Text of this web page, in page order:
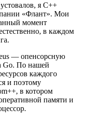
я C++
«Флант». Мои
момент
в каждом
— опенсорсную
Go. По нашей
каждого
и поэтому
в котором
памяти и